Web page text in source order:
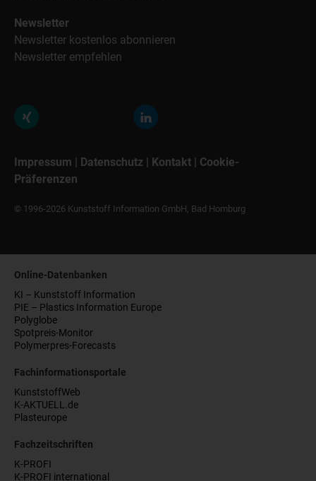
Newsletter
Newsletter kostenlos abonnieren
Newsletter empfehlen
Impressum | Datenschutz | Kontakt | Cookie-
Präferenzen
© 1996-2026 Kunststoff Information GmbH, Bad Homburg
Online-Datenbanken
KI – Kunststoff Information
PIE – Plastics Information Europe
Polyglobe
Spotpreis-Monitor
Polymerpres-Forecasts
Fachinformationsportale
KunststoffWeb
K-AKTUELL.de
Plasteurope
Fachzeitschriften
K-PROFI
K-PROFI international